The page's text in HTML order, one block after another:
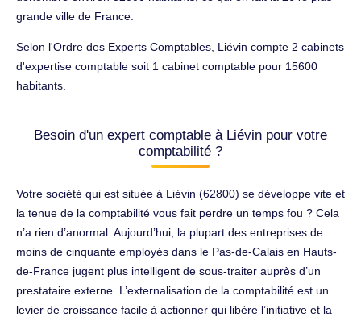
grande ville de France.
Selon l'Ordre des Experts Comptables, Liévin compte 2 cabinets
d'expertise comptable soit 1 cabinet comptable pour 15600
habitants.
Besoin d'un expert comptable à Liévin pour votre
comptabilité ?
Votre société qui est située à Liévin (62800) se développe vite et
la tenue de la comptabilité vous fait perdre un temps fou ? Cela
n’a rien d’anormal. Aujourd’hui, la plupart des entreprises de
moins de cinquante employés dans le Pas-de-Calais en Hauts-
de-France jugent plus intelligent de sous-traiter auprès d’un
prestataire externe. L’externalisation de la comptabilité est un
levier de croissance facile à actionner qui libère l’initiative et la